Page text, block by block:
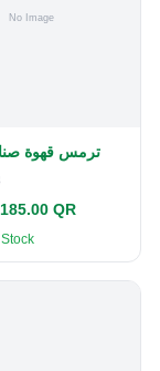
ترمس قهوة
QR
Stock